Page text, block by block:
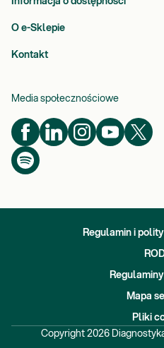
O e-Sklepie
Kontakt
Media społecznościowe
Regulamin i
Mapa
Pliki
Copyright 2026